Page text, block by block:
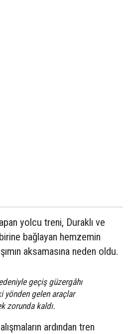
yolcu treni, Duraklı ve
bağlayan hemzemin
aksamasına neden oldu.
geçiş güzergâhı
yönden gelen araçlar
zorunda kaldı.
ardından tren